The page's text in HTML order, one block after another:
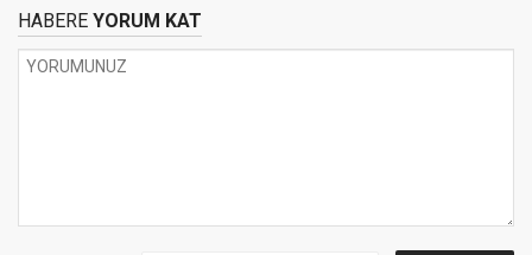
HABERE YORUM KAT